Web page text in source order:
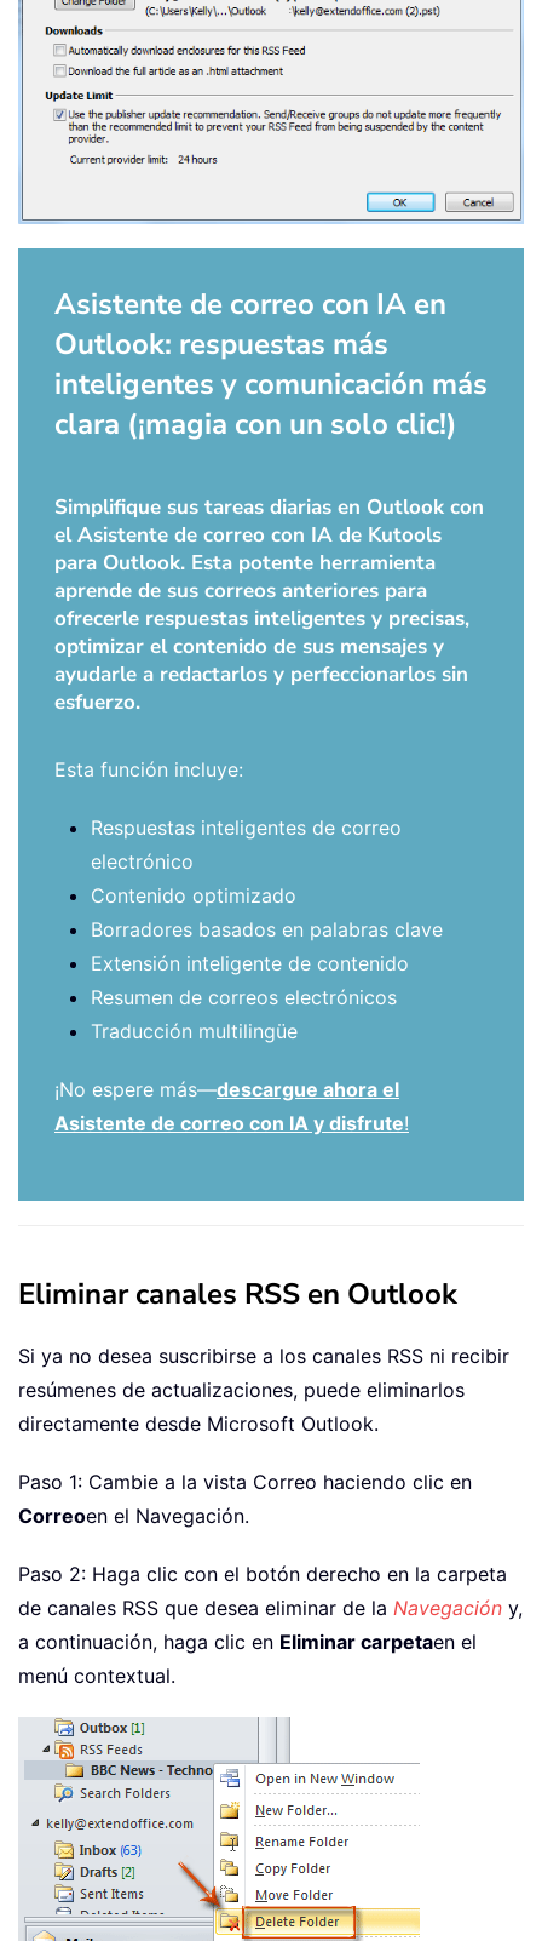
Asistente de correo con IA en
Outlook: respuestas más
inteligentes y comunicación más
clara (¡magia con un solo clic!)
Simplifique sus tareas diarias en Outlook con
el Asistente de correo con IA de Kutools
para Outlook. Esta potente herramienta
aprende de sus correos anteriores para
ofrecerle respuestas inteligentes y precisas,
optimizar el contenido de sus mensajes y
ayudarle a redactarlos y perfeccionarlos sin
esfuerzo.
Esta función incluye:
Respuestas inteligentes de correo
electrónico
Contenido optimizado
Borradores basados en palabras clave
Extensión inteligente de contenido
Resumen de correos electrónicos
Traducción multilingüe
¡No espere más—descargue ahora el
Asistente de correo con IA y disfrute!
Eliminar canales RSS en Outlook
Si ya no desea suscribirse a los canales RSS ni recibir
resúmenes de actualizaciones, puede eliminarlos
directamente desde Microsoft Outlook.
Paso 1: Cambie a la vista Correo haciendo clic en
Correoen el Navegación.
Paso 2: Haga clic con el botón derecho en la carpeta
de canales RSS que desea eliminar de la Navegación y,
a continuación, haga clic en Eliminar carpetaen el
menú contextual.